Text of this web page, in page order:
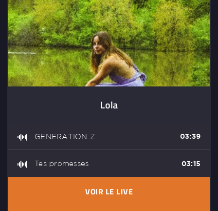
Lola
GENERATION Z 03:39
Tes promesses 03:15
VOIR LE LIVE